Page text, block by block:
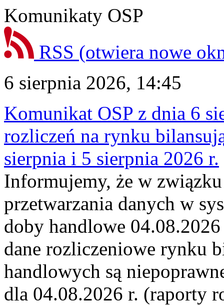
Komunikaty OSP
RSS (otwiera nowe
6 sierpnia 2026, 14:45
Komunikat OSP z dnia 6
rozliczeń na rynku
sierpnia i 5 sierpnia 2026 r.
Informujemy, że w
przetwarzania danych w
doby handlowe
dane rozliczeniowe rynku
handlowych są
dla 04.08.2026 r. (raporty